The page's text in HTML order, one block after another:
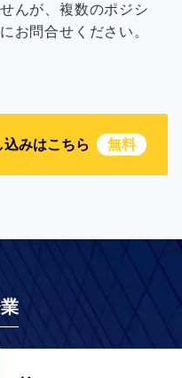
んが、複数のポジシ
お問合せください。
みはこちら 無料